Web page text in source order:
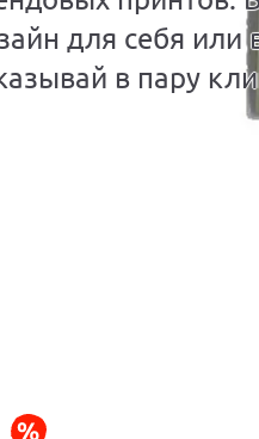
для себя или
в пару